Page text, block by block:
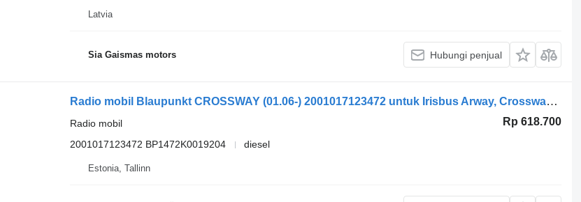
Latvia
Sia Gaismas motors Hubungi penjual
Radio mobil Blaupunkt CROSSWAY (01.06-) 2001017123472 untuk Irisbus Arway, Crossway, Crealis, Magelys, Proway, Daily Tourys (2006-)
Rp 618.700
Radio mobil
2001017123472 BP1472K0019204
diesel
Estonia, Tallinn